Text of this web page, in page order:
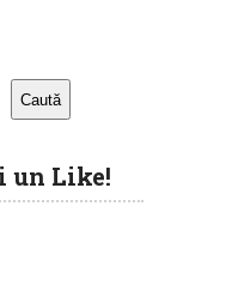
Caută
un Like!